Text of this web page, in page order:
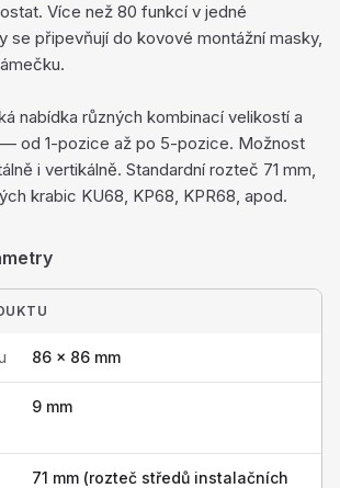
Více než 80 funkcí v jedné
se připevňují do kovové montážní masky,
nabídka různých kombinací velikostí a
od 1-pozice až po 5-pozice. Možnost
i vertikálně. Standardní rozteč 71 mm,
krabic KU68, KP68, KPR68, apod.
86 × 86 mm
9 mm
71 mm (rozteč středů instalačních